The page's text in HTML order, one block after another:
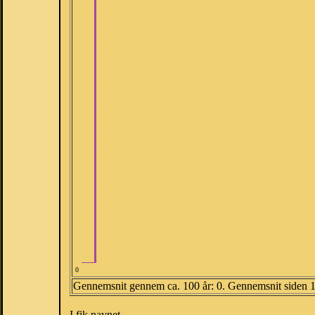
0
Gennemsnit gennem ca. 100 år: 0. Gennemsnit siden